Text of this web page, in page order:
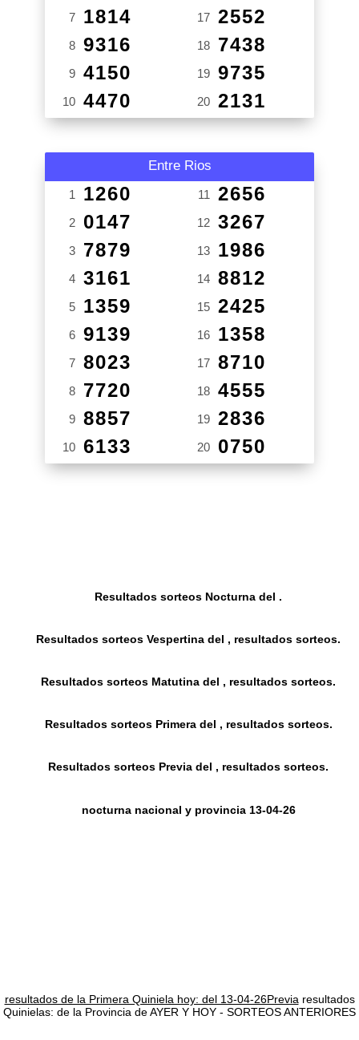
7 1814
8 9316
9 4150
10 4470
17 2552
18 7438
19 9735
20 2131
Entre Rios
1 1260
2 0147
3 7879
4 3161
5 1359
6 9139
7 8023
8 7720
9 8857
10 6133
11 2656
12 3267
13 1986
14 8812
15 2425
16 1358
17 8710
18 4555
19 2836
20 0750
Resultados sorteos Nocturna del .
Resultados sorteos Vespertina del , resultados sorteos.
Resultados sorteos Matutina del , resultados sorteos.
Resultados sorteos Primera del , resultados sorteos.
Resultados sorteos Previa del , resultados sorteos.
nocturna nacional y provincia 13-04-26
resultados de la Primera Quiniela hoy: del 13-04-26Previa resultados
Quinielas: de la Provincia de AYER Y HOY - SORTEOS ANTERIORES